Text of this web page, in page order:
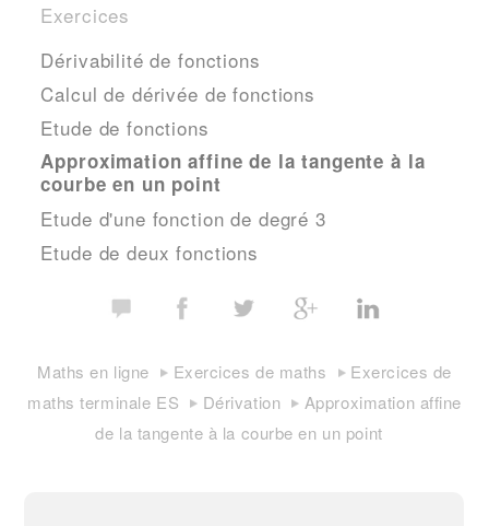
Exercices
Dérivabilité de fonctions
Calcul de dérivée de fonctions
Etude de fonctions
Approximation affine de la tangente à la
courbe en un point
Etude d'une fonction de degré 3
Etude de deux fonctions
Maths en ligne Exercices de maths
Exercices de
maths terminale ES
Dérivation
Approximation affine
de la tangente à la courbe en un point